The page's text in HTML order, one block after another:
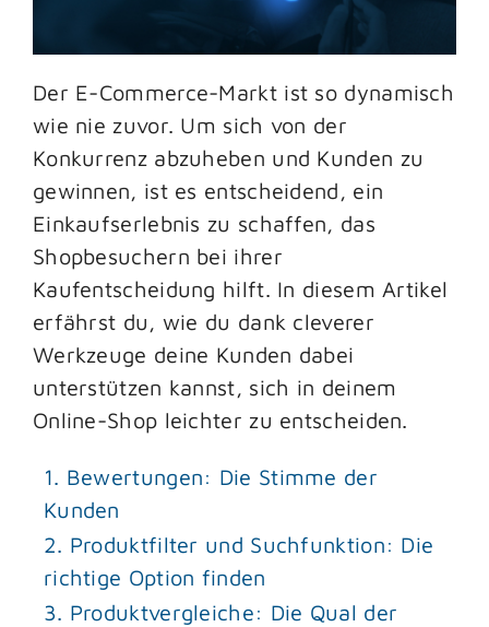
Der E-Commerce-Markt ist so dynamisch
wie nie zuvor. Um sich von der
Konkurrenz abzuheben und Kunden zu
gewinnen, ist es entscheidend, ein
Einkaufserlebnis zu schaffen, das
Shopbesuchern bei ihrer
Kaufentscheidung hilft. In diesem Artikel
erfährst du, wie du dank cleverer
Werkzeuge deine Kunden dabei
unterstützen kannst, sich in deinem
Online-Shop leichter zu entscheiden.
1. Bewertungen: Die Stimme der
Kunden
2. Produktfilter und Suchfunktion: Die
richtige Option finden
3. Produktvergleiche: Die Qual der